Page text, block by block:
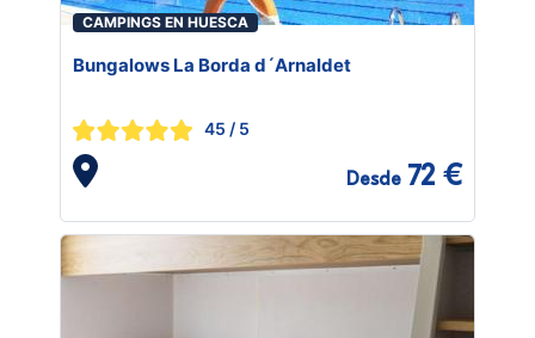
CAMPINGS EN HUESCA
Bungalows La Borda d´Arnaldet
45 / 5
Desde 72 €